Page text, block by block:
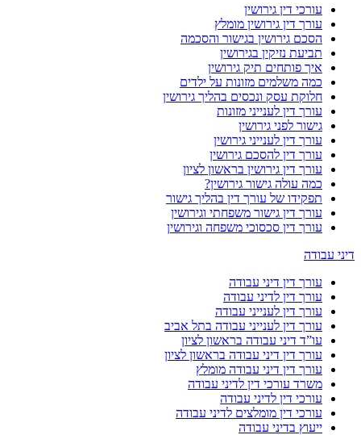
עורכי דין גירושין
עורך דין גירושין מומלץ
הסכם גירושין בגישור והסכמה
תביעת נזיקין בגירושין
איך פותחים תיק גירושין
כמה משלמים מזונות על ילדים
חלוקת עסק ונכסים בהליך גירושין
עורך דין לענייני מזונות
גישור לפני גירושין
עורך דין לענייני גירושין
עורך דין להסכם גירושין
עורך דין גירושין בראשון לציון
כמה עולה גישור גירושין?
תפקידו של עורך דין בהליך גישור
עורך דין גישור משפחתי וגירושין
עורך דין סכסוכי משפחה וגירושין
דיני עבודה
עורך דין דיני עבודה
עורך דין לדיני עבודה
עורך דין לענייני עבודה
עורך דין לענייני עבודה בתל אביב
עו”ד דיני עבודה בראשון לציון
עורך דין דיני עבודה בראשון לציון
עורך דין דיני עבודה מומלץ
משרד עורכי דין לדיני עבודה
עורכי דין לדיני עבודה
עורכי דין מומלצים לדיני עבודה
ייעוץ בדיני עבודה